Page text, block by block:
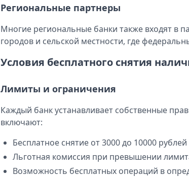
Региональные партнеры
Многие региональные банки также входят в
городов и сельской местности, где
Условия бесплатного снятия
Лимиты и ограничения
Каждый банк устанавливает собственные
включают:
Бесплатное снятие от 3000 до 10000
Льготная комиссия при превышении
Возможность бесплатных операций в